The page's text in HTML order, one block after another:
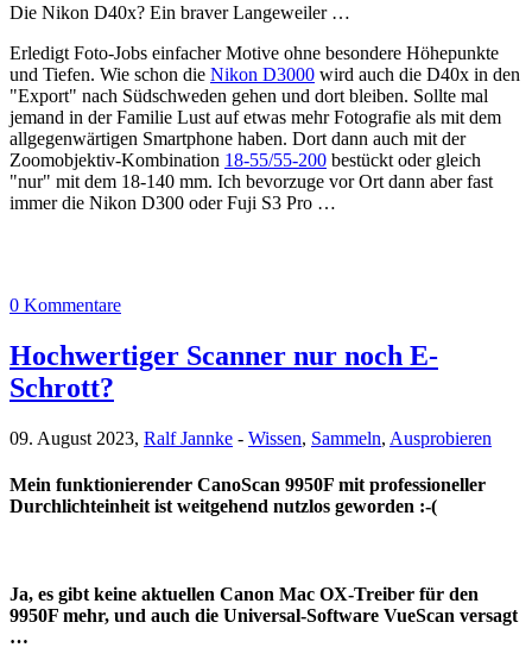
Die Nikon D40x? Ein braver Langeweiler …
Erledigt Foto-Jobs einfacher Motive ohne besondere Höhepunkte
und Tiefen. Wie schon die Nikon D3000 wird auch die D40x in den
"Export" nach Südschweden gehen und dort bleiben. Sollte mal
jemand in der Familie Lust auf etwas mehr Fotografie als mit dem
allgegenwärtigen Smartphone haben. Dort dann auch mit der
Zoomobjektiv-Kombination 18-55/55-200 bestückt oder gleich
"nur" mit dem 18-140 mm. Ich bevorzuge vor Ort dann aber fast
immer die Nikon D300 oder Fuji S3 Pro …
0 Kommentare
Hochwertiger Scanner nur noch E-
Schrott?
09. August 2023, Ralf Jannke - Wissen, Sammeln, Ausprobieren
Mein funktionierender CanoScan 9950F mit professioneller
Durchlichteinheit ist weitgehend nutzlos geworden :-(
Ja, es gibt keine aktuellen Canon Mac OX-Treiber für den
9950F mehr, und auch die Universal-Software VueScan versagt
…